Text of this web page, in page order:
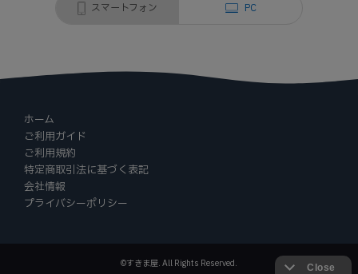
スマートフォン PC
ホーム
ご利用ガイド
ご利用規約
特定商取引法に基づく表記
会社情報
プライバシーポリシー
©すきま屋. All Rights Reserved.